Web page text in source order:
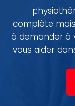
complète
à demander à
vous aider